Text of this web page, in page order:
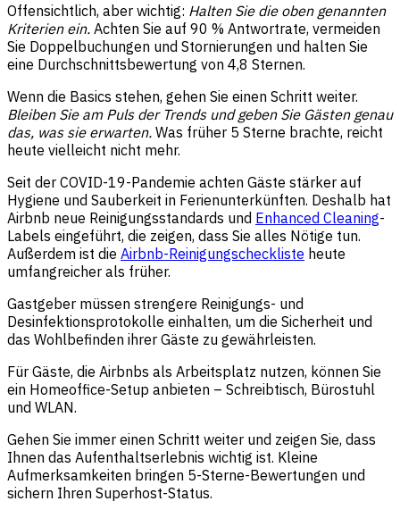
Offensichtlich, aber wichtig: Halten Sie die oben genannten
Kriterien ein. Achten Sie auf 90 % Antwortrate, vermeiden
Sie Doppelbuchungen und Stornierungen und halten Sie
eine Durchschnittsbewertung von 4,8 Sternen.
Wenn die Basics stehen, gehen Sie einen Schritt weiter.
Bleiben Sie am Puls der Trends und geben Sie Gästen genau
das, was sie erwarten. Was früher 5 Sterne brachte, reicht
heute vielleicht nicht mehr.
Seit der COVID-19-Pandemie achten Gäste stärker auf
Hygiene und Sauberkeit in Ferienunterkünften. Deshalb hat
Airbnb neue Reinigungsstandards und Enhanced Cleaning-
Labels eingeführt, die zeigen, dass Sie alles Nötige tun.
Außerdem ist die Airbnb-Reinigungscheckliste heute
umfangreicher als früher.
Gastgeber müssen strengere Reinigungs- und
Desinfektionsprotokolle einhalten, um die Sicherheit und
das Wohlbefinden ihrer Gäste zu gewährleisten.
Für Gäste, die Airbnbs als Arbeitsplatz nutzen, können Sie
ein Homeoffice-Setup anbieten – Schreibtisch, Bürostuhl
und WLAN.
Gehen Sie immer einen Schritt weiter und zeigen Sie, dass
Ihnen das Aufenthaltserlebnis wichtig ist. Kleine
Aufmerksamkeiten bringen 5-Sterne-Bewertungen und
sichern Ihren Superhost-Status.